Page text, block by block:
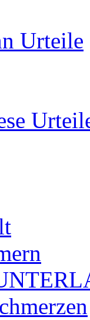
Urteile